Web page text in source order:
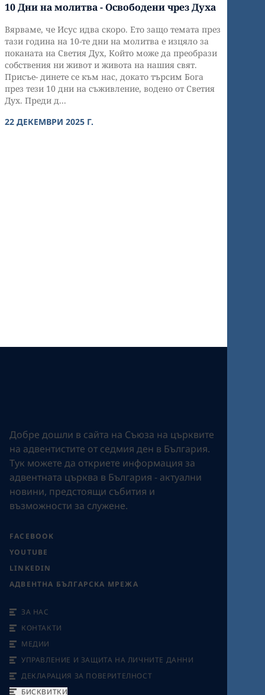
10 Дни на молитва - Освободени чрез Духа
Вярваме, че Исус идва скоро. Ето защо темата през
тази година на 10-те дни на молитва е изцяло за
поканата на Светия Дух, Който може да преобрази
собствения ни живот и живота на нашия свят.
Присъе- динете се към нас, докато търсим Бога
през тези 10 дни на съживление, водено от Светия
Дух. Преди д...
22 ДЕКЕМВРИ 2025 Г.
Добре дошли в сайта на Съюза на църквите
на адвентистите от седмия ден в България.
Tук можете да откриете информация за
адвентната църква в България - актуални
новини, предстоящи събития и
възможности за служене.
FACEBOOK
YOUTUBE
LINKEDIN
АДВЕНТНА БЪЛГАРСКА МРЕЖА
ЗА НАС
КОНТАКТИ
МЕДИИ
УПРАВЛЕНИЕ И ЗАЩИТА НА ЛИЧНИТЕ ДАННИ
ДЕКЛАРАЦИЯ ЗА ПОВЕРИТЕЛНОСТ
БИСКВИТКИ